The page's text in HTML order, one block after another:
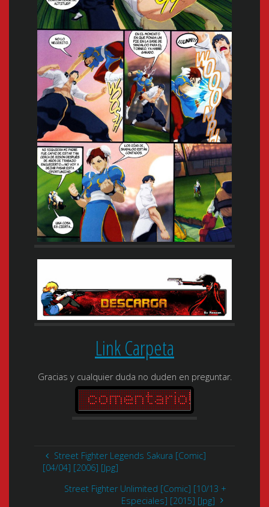
Link Carpeta
Gracias y cualquier duda no duden en preguntar.
Street Fighter Legends Sakura [Comic]
[04/04] [2006] [Jpg]
Street Fighter Unlimited [Comic] [10/13 +
Especiales] [2015] [Jpg]